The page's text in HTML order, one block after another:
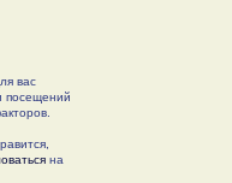
вас
посещений
на